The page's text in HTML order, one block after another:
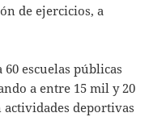
de ejercicios, a
60 escuelas públicas
a entre 15 mil y 20
deportivas